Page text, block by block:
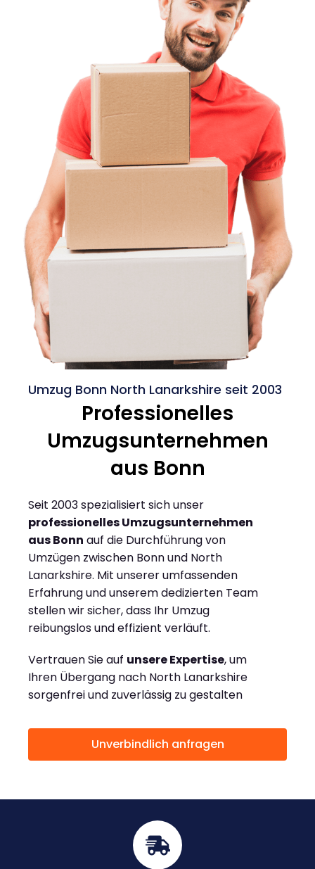
Umzug Bonn North Lanarkshire seit 2003
Professionelles
Umzugsunternehmen
aus Bonn
Seit 2003 spezialisiert sich unser
professionelles Umzugsunternehmen
aus Bonn auf die Durchführung von
Umzügen zwischen Bonn und North
Lanarkshire. Mit unserer umfassenden
Erfahrung und unserem dedizierten Team
stellen wir sicher, dass Ihr Umzug
reibungslos und effizient verläuft.
Vertrauen Sie auf unsere Expertise, um
Ihren Übergang nach North Lanarkshire
sorgenfrei und zuverlässig zu gestalten
Unverbindlich anfragen